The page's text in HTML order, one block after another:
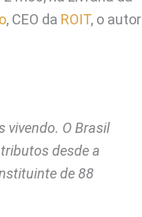
, CEO da ROIT, o autor
vivendo. O Brasil
desde a
de 88